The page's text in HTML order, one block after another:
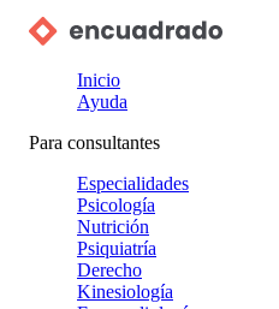
Inicio
Ayuda
Para consultantes
Especialidades
Psicología
Nutrición
Psiquiatría
Derecho
Kinesiología